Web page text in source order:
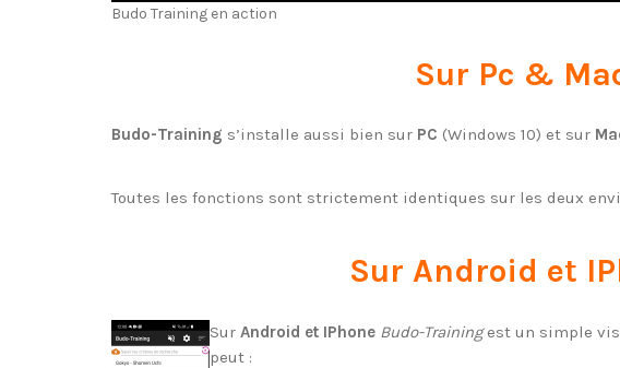
Budo Training en action
Sur Pc &
Budo-Training s’installe aussi bien sur PC (Windows 10) et sur
Toutes les fonctions sont strictement identiques sur les deux
Sur Android et
Sur Android et IPhone Budo-Trainingest un simple
peut :